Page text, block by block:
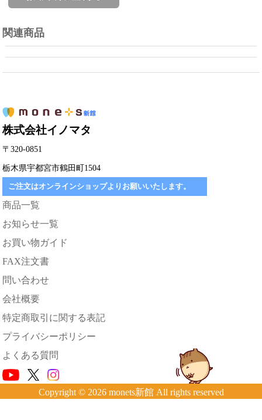
関連商品
株式会社イノマタ
〒320-0851
栃木県宇都宮市鶴田町1504
ご注文はオンラインショップよりお願いいたします。
商品一覧
お知らせ一覧
お買い物ガイド
FAX注文書
問い合わせ
会社概要
特定商取引に関する表記
プライバシーポリシー
よくある質問
Copyright © 2026 monets新館 All rights reserved